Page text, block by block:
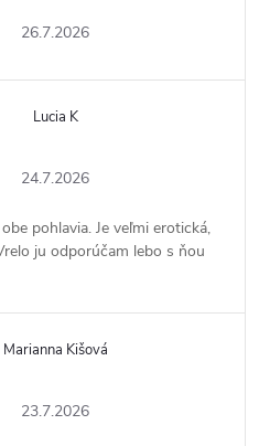
26.7.2026
Lucia K
24.7.2026
pohlavia. Je veľmi erotická,
ju odporúčam lebo s ňou
Marianna Kišová
23.7.2026